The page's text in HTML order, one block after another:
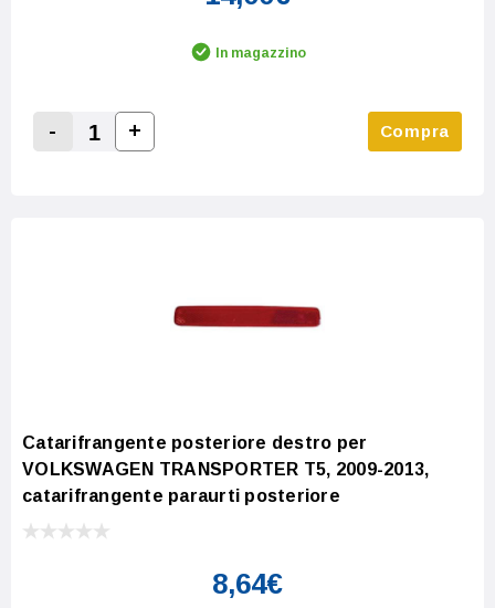
In magazzino
Decrease Quantity:
-
Increase Quantity:
+ Compra
Catarifrangente posteriore destro per
VOLKSWAGEN TRANSPORTER T5, 2009-2013,
catarifrangente paraurti posteriore
8,64€